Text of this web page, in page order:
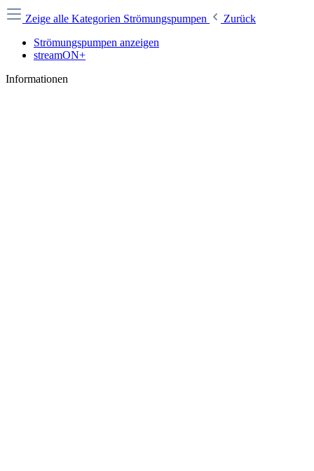
Zeige alle Kategorien Strömungspumpen
Zurück
Strömungspumpen anzeigen
streamON+
Informationen